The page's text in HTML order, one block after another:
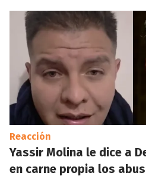
Reacción
Yassir Molina le dice a
en carne propia los